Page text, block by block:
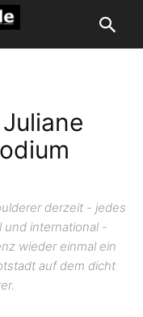
derzeit - jedes
und international -
wieder einmal ein
auf dem dicht